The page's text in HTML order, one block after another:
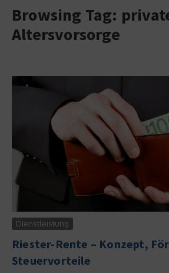
Browsing Tag:
Altersvorsorge
Dienstleistung
Riester-Rente – Konzept,
Steuervorteile